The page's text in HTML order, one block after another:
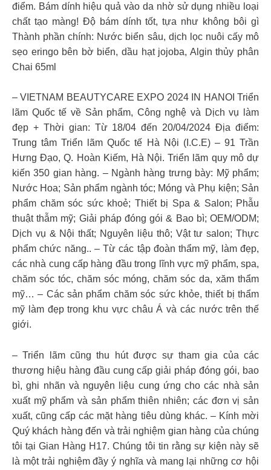
điểm. Bám dính hiệu quả vào da nhờ sử dụng nhiều loại
chất tạo màng! Độ bám dính tốt, tựa như không bôi gì
Thành phần chính: Nước biển sâu, dịch lọc nuôi cấy mô
sẹo eringo bên bờ biển, dầu hạt jojoba, Algin thủy phân
Chai 65ml
– VIETNAM BEAUTYCARE EXPO 2024 IN HANOI Triển
lãm Quốc tế về Sản phẩm, Công nghệ và Dịch vụ làm
đẹp + Thời gian: Từ 18/04 đến 20/04/2024 Địa điểm:
Trung tâm Triển lãm Quốc tế Hà Nội (I.C.E) – 91 Trần
Hưng Đạo, Q. Hoàn Kiếm, Hà Nội. Triển lãm quy mô dự
kiến 350 gian hàng. – Ngành hàng trưng bày: Mỹ phẩm;
Nước Hoa; Sản phẩm ngành tóc; Móng và Phụ kiện; Sản
phẩm chăm sóc sức khoẻ; Thiết bị Spa & Salon; Phẫu
thuật thẫm mỹ; Giải pháp đóng gói & Bao bì; OEM/ODM;
Dịch vụ & Nội thất; Nguyên liệu thô; Vật tư salon; Thực
phẩm chức năng.. – Từ các tập đoàn thẩm mỹ, làm đẹp,
các nhà cung cấp hàng đầu trong lĩnh vực mỹ phẩm, spa,
chăm sóc tóc, chăm sóc móng, chăm sóc da, xăm thẩm
mỹ… – Các sản phẩm chăm sóc sức khỏe, thiết bị thẩm
mỹ làm đẹp trong khu vực châu Á và các nước trên thế
giới.
– Triển lãm cũng thu hút được sự tham gia của các
thương hiệu hàng đầu cung cấp giải pháp đóng gói, bao
bì, ghi nhãn và nguyên liệu cung ứng cho các nhà sản
xuất mỹ phẩm và sản phẩm thiên nhiên; các đơn vị sản
xuất, cũng cấp các mặt hàng tiêu dùng khác. – Kính mời
Quý khách hàng đến và trải nghiệm gian hàng của chúng
tôi tại Gian Hàng H17. Chúng tôi tin rằng sự kiện này sẽ
là một trải nghiệm đầy ý nghĩa và mang lại những cơ hội